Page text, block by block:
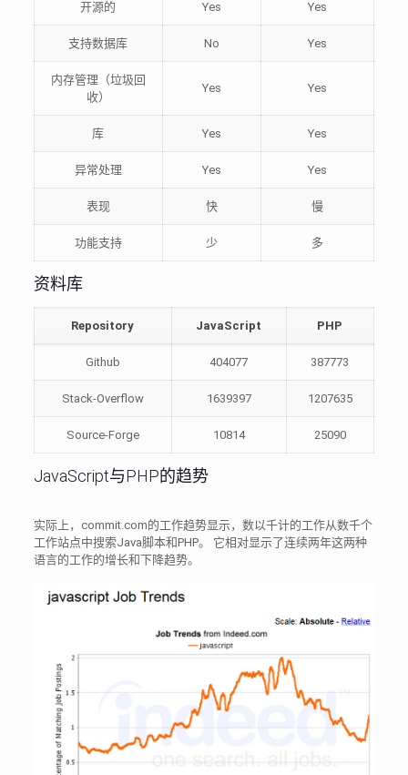
开源的 Yes Yes
支持数据库 No Yes
内存管理（垃圾回
收）
Yes Yes
库 Yes Yes
异常处理 Yes Yes
表现 快 慢
功能支持 少 多
资料库
Repository JavaScript PHP
Github 404077 387773
Stack-Overflow 1639397 1207635
Source-Forge 10814 25090
JavaScript与PHP的趋势
实际上，commit.com的工作趋势显示，数以千计的工作从数千个
工作站点中搜索Java脚本和PHP。 它相对显示了连续两年这两种
语言的工作的增长和下降趋势。